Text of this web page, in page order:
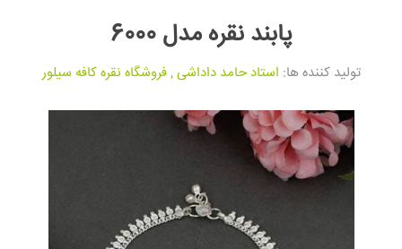
پابند نقره مدل 6000
تولید کننده ها: استاد حامد داداشی,فروشگاه نقره کافه سیلور